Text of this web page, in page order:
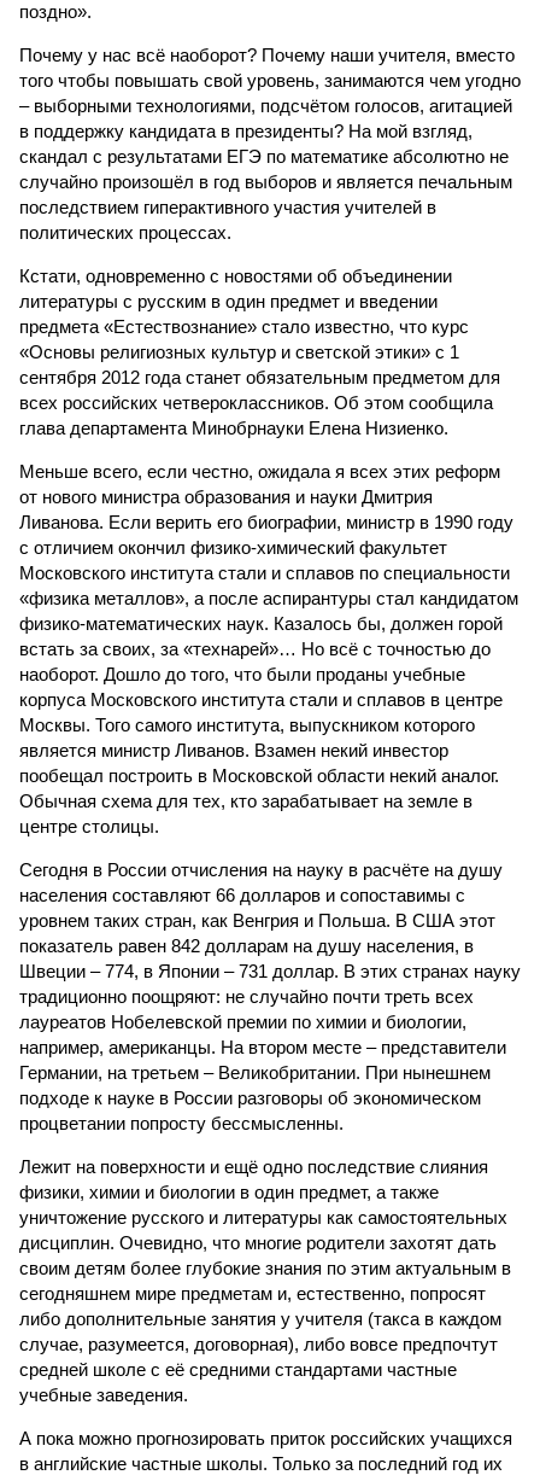
поздно».
Почему у нас всё наоборот? Почему наши учителя, вместо
того чтобы повышать свой уровень, занимаются чем угодно
– выборными технологиями, подсчётом голосов, агитацией
в поддержку кандидата в президенты? На мой взгляд,
скандал с результатами ЕГЭ по математике абсолютно не
случайно произошёл в год выборов и является печальным
последствием гиперактивного участия учителей в
политических процессах.
Кстати, одновременно с новостями об объединении
литературы с русским в один предмет и введении
предмета «Естествознание» стало известно, что курс
«Основы религиозных культур и светской этики» с 1
сентября 2012 года станет обязательным предметом для
всех российских четвероклассников. Об этом сообщила
глава департамента Минобрнауки Елена Низиенко.
Меньше всего, если честно, ожидала я всех этих реформ
от нового министра образования и науки Дмитрия
Ливанова. Если верить его биографии, министр в 1990 году
с отличием окончил физико-химический факультет
Московского института стали и сплавов по специальности
«физика металлов», а после аспирантуры стал кандидатом
физико-математических наук. Казалось бы, должен горой
встать за своих, за «технарей»… Но всё с точностью до
наоборот. Дошло до того, что были проданы учебные
корпуса Московского института стали и сплавов в центре
Москвы. Того самого института, выпускником которого
является министр Ливанов. Взамен некий инвестор
пообещал построить в Московской области некий аналог.
Обычная схема для тех, кто зарабатывает на земле в
центре столицы.
Сегодня в России отчисления на науку в расчёте на душу
населения составляют 66 долларов и сопоставимы с
уровнем таких стран, как Венгрия и Польша. В США этот
показатель равен 842 долларам на душу населения, в
Швеции – 774, в Японии – 731 доллар. В этих странах науку
традиционно поощряют: не случайно почти треть всех
лауреатов Нобелевской премии по химии и биологии,
например, американцы. На втором месте – представители
Германии, на третьем – Великобритании. При нынешнем
подходе к науке в России разговоры об экономическом
процветании попросту бессмысленны.
Лежит на поверхности и ещё одно последствие слияния
физики, химии и биологии в один предмет, а также
уничтожение русского и литературы как самостоятельных
дисциплин. Очевидно, что многие родители захотят дать
своим детям более глубокие знания по этим актуальным в
сегодняшнем мире предметам и, естественно, попросят
либо дополнительные занятия у учителя (такса в каждом
случае, разумеется, договорная), либо вовсе предпочтут
средней школе с её средними стандартами частные
учебные заведения.
А пока можно прогнозировать приток российских учащихся
в английские частные школы. Только за последний год их